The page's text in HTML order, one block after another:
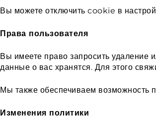
Вы можете отключить cookie в
Права пользователя
Вы имеете право запросить удаление
данные о вас хранятся. Для этого
Мы также обеспечиваем возможность
Изменения политики